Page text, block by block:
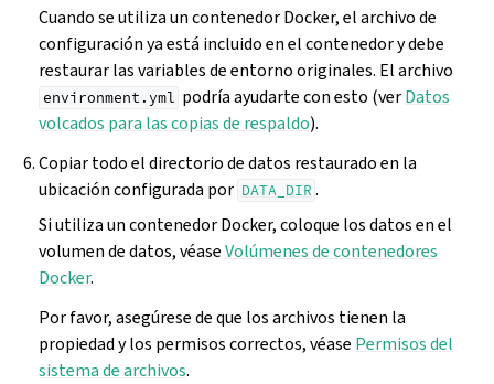
Cuando se utiliza un contenedor Docker, el archivo de
configuración ya está incluido en el contenedor y debe
restaurar las variables de entorno originales. El archivo
environment.yml podría ayudarte con esto (verDatos
volcados para las copias de respaldo).
Copiar todo el directorio de datos restaurado en la
ubicación configurada por DATA_DIR .
Si utiliza un contenedor Docker, coloque los datos en el
volumen de datos, véaseVolúmenes de contenedores
Docker.
Por favor, asegúrese de que los archivos tienen la
propiedad y los permisos correctos, véase Permisos del
sistema de archivos.